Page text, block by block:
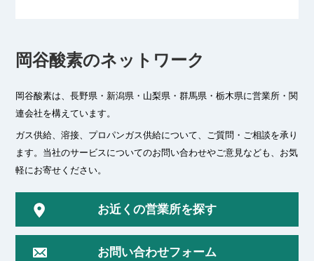
岡谷酸素のネットワーク
岡谷酸素は、長野県・新潟県・山梨県・群馬県・栃木県に営業所・関
連会社を構えています。
ガス供給、溶接、プロパンガス供給について、ご質問・ご相談を承り
ます。 当社のサービスについてのお問い合わせやご意見なども、お気
軽にお寄せください。
お近くの営業所を探す
お問い合わせフォーム